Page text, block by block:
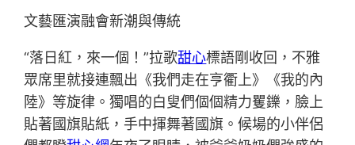
文藝匯演融會新潮與傳統
“落日紅，來一個！”拉歌甜心標語剛收回，不雅
眾席里就接連飄出《我們走在亨衢上》《我的內
陸》等旋律。獨唱的白叟們個個精力矍鑠，臉上
貼著國旗貼紙，手中揮舞著國旗。候場的小伴侶